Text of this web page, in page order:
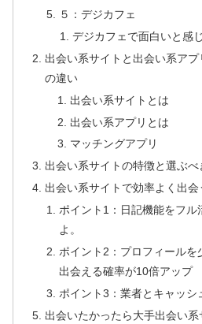
５：デジカフェ
デジカフェで面白いと感
出会い系サイトと出会い系ア
の違い
出会い系サイトとは
出会い系アプリとは
マッチングアプリ
出会い系サイトの特徴と選ぶ
出会い系サイトで効率よく出
ポイント1：日記機能をフル
よ。
ポイント2：プロフィールを
出会える確率が10倍アップ
ポイント3：業者とキャッシ
出会いたかったら大手出会い